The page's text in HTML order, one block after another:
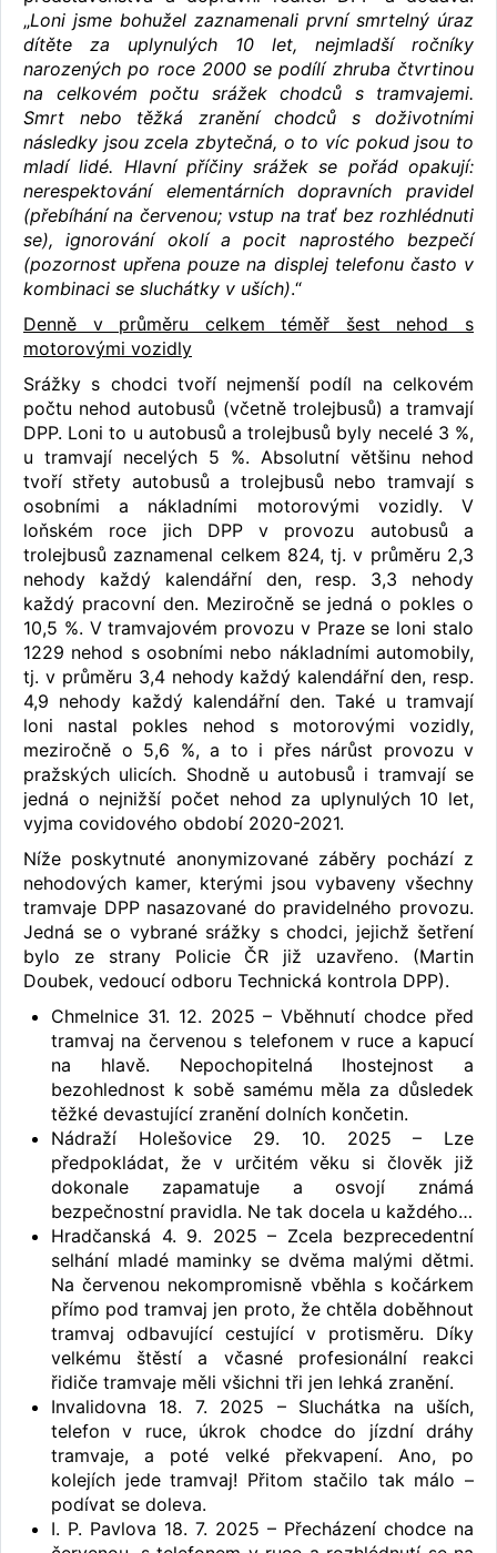
„Loni jsme bohužel zaznamenali první smrtelný úraz
dítěte za uplynulých 10 let, nejmladší ročníky
narozených po roce 2000 se podílí zhruba čtvrtinou
na celkovém počtu srážek chodců s tramvajemi.
Smrt nebo těžká zranění chodců s doživotními
následky jsou zcela zbytečná, o to víc pokud jsou to
mladí lidé. Hlavní příčiny srážek se pořád opakují:
nerespektování elementárních dopravních pravidel
(přebíhání na červenou; vstup na trať bez rozhlédnuti
se), ignorování okolí a pocit naprostého bezpečí
(pozornost upřena pouze na displej telefonu často v
kombinaci se sluchátky v uších).“
Denně v průměru celkem téměř šest nehod s
motorovými vozidly
Srážky s chodci tvoří nejmenší podíl na celkovém
počtu nehod autobusů (včetně trolejbusů) a tramvají
DPP. Loni to u autobusů a trolejbusů byly necelé 3 %,
u tramvají necelých 5 %. Absolutní většinu nehod
tvoří střety autobusů a trolejbusů nebo tramvají s
osobními a nákladními motorovými vozidly. V
loňském roce jich DPP v provozu autobusů a
trolejbusů zaznamenal celkem 824, tj. v průměru 2,3
nehody každý kalendářní den, resp. 3,3 nehody
každý pracovní den. Meziročně se jedná o pokles o
10,5 %. V tramvajovém provozu v Praze se loni stalo
1229 nehod s osobními nebo nákladními automobily,
tj. v průměru 3,4 nehody každý kalendářní den, resp.
4,9 nehody každý kalendářní den. Také u tramvají
loni nastal pokles nehod s motorovými vozidly,
meziročně o 5,6 %, a to i přes nárůst provozu v
pražských ulicích. Shodně u autobusů i tramvají se
jedná o nejnižší počet nehod za uplynulých 10 let,
vyjma covidového období 2020-2021.
Níže poskytnuté anonymizované záběry pochází z
nehodových kamer, kterými jsou vybaveny všechny
tramvaje DPP nasazované do pravidelného provozu.
Jedná se o vybrané srážky s chodci, jejichž šetření
bylo ze strany Policie ČR již uzavřeno. (Martin
Doubek, vedoucí odboru Technická kontrola DPP).
Chmelnice 31. 12. 2025 – Vběhnutí chodce před
tramvaj na červenou s telefonem v ruce a kapucí
na hlavě. Nepochopitelná lhostejnost a
bezohlednost k sobě samému měla za důsledek
těžké devastující zranění dolních končetin.
Nádraží Holešovice 29. 10. 2025 – Lze
předpokládat, že v určitém věku si člověk již
dokonale zapamatuje a osvojí známá
bezpečnostní pravidla. Ne tak docela u každého…
Hradčanská 4. 9. 2025 – Zcela bezprecedentní
selhání mladé maminky se dvěma malými dětmi.
Na červenou nekompromisně vběhla s kočárkem
přímo pod tramvaj jen proto, že chtěla doběhnout
tramvaj odbavující cestující v protisměru. Díky
velkému štěstí a včasné profesionální reakci
řidiče tramvaje měli všichni tři jen lehká zranění.
Invalidovna 18. 7. 2025 – Sluchátka na uších,
telefon v ruce, úkrok chodce do jízdní dráhy
tramvaje, a poté velké překvapení. Ano, po
kolejích jede tramvaj! Přitom stačilo tak málo –
podívat se doleva.
I. P. Pavlova 18. 7. 2025 – Přecházení chodce na